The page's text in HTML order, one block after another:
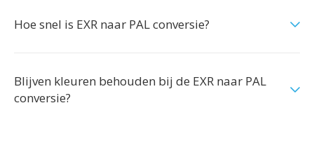
Hoe snel is EXR naar PAL conversie?
Blijven kleuren behouden bij de EXR naar PAL
conversie?